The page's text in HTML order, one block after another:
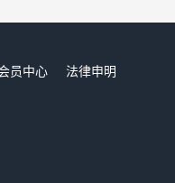
员中心
法律申明